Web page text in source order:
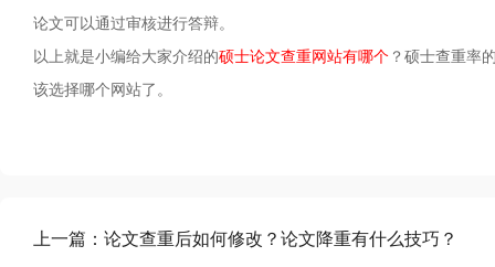
论文可以通过审核进行答辩。
以上就是小编给大家介绍的硕士论文查重网站有哪个 ？硕士查重率
该选择哪个网站了。
上一篇： 论文查重后如何修改？论文降重有什么技巧？